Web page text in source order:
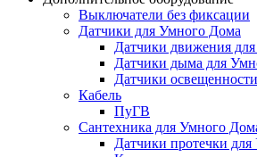
Выключатели без фиксации
Датчики для Умного Дома
Датчики движения
Датчики дыма для
Датчики
Кабель
ПуГВ
Сантехника для Умного
Датчики протечки